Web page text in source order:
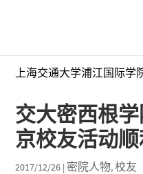
上海交通大学浦江国际学
交大密西根
京校友活动
2017/12/26 | 密院人物,校友